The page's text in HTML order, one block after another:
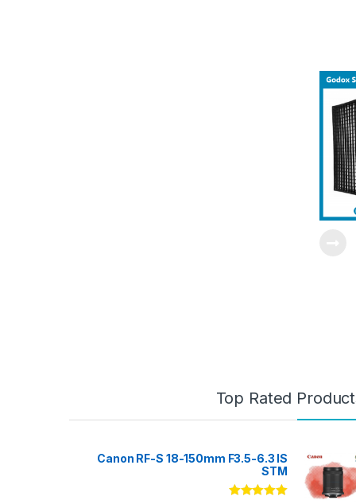
Top Rated
Canon RF-S 18-150mm F3.5-6.3 IS
STM